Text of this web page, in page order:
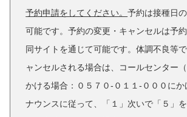
予約申請をしてください。予約は接種日
可能です。予約の変更・キャンセルは予
同サイトを通じて可能です。体調不良等
ャンセルされる場合は、コールセンター
かける場合：０５７０-０１１-０００にか
ナウンスに従って、「１」次いで「５」